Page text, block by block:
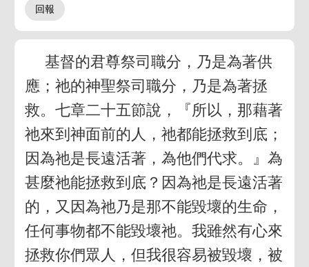
基督的君尊祭司職分，乃是為著供
應；祂的神聖祭司職分，乃是為著拯
救。七章二十五節說，『所以，那藉著
祂來到神面前的人，祂都能拯救到底；
因為祂是長遠活著，為他們代求。』為
甚麼祂能拯救到底？因為祂是長遠活著
的，又因為祂乃是那不能毀壞的生命，
任何事物都不能毀壞祂。我雖然有心來
拯救你們眾人，但我很容易被毀壞，被